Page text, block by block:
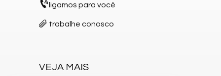
Espaço Zen
Sala de Reunião
Painéis de Energia Solar
ligamos para você
trabalhe conosco
VEJA MAIS